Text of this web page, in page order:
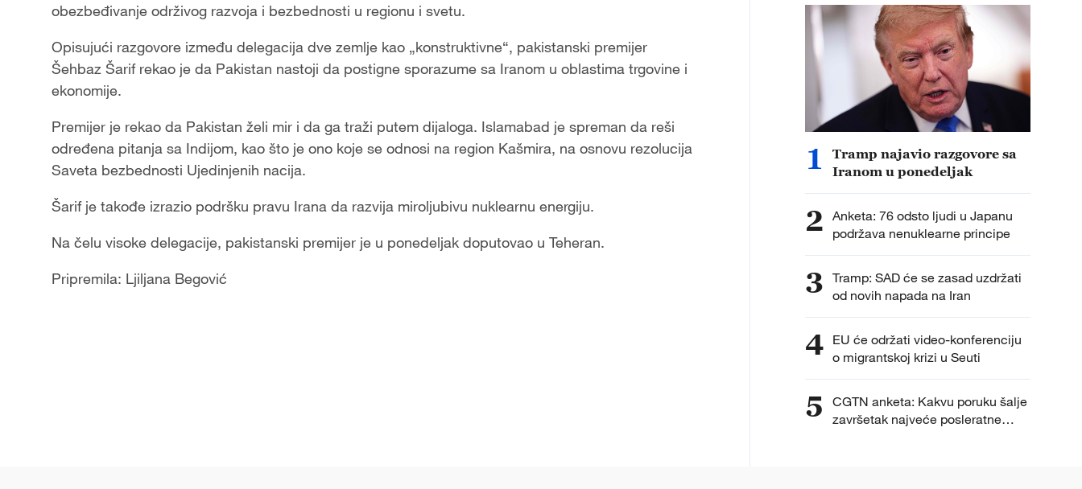
obezbeđivanje održivog razvoja i bezbednosti u regionu i svetu.
Opisujući razgovore između delegacija dve zemlje kao „konstruktivne“, pakistanski premijer
Šehbaz Šarif rekao je da Pakistan nastoji da postigne sporazume sa Iranom u oblastima trgovine i
ekonomije.
Premijer je rekao da Pakistan želi mir i da ga traži putem dijaloga. Islamabad je spreman da reši
određena pitanja sa Indijom, kao što je ono koje se odnosi na region Kašmira, na osnovu rezolucija
Saveta bezbednosti Ujedinjenih nacija.
Šarif je takođe izrazio podršku pravu Irana da razvija miroljubivu nuklearnu energiju.
Na čelu visoke delegacije, pakistanski premijer je u ponedeljak doputovao u Teheran.
Pripremila: Ljiljana Begović
1
Tramp najavio razgovore sa
Iranom u ponedeljak
2 Anketa: 76 odsto ljudi u Japanu
podržava nenuklearne principe
3 Tramp: SAD će se zasad uzdržati
od novih napada na Iran
4 EU će održati video-konferenciju
o migrantskoj krizi u Seuti
5
CGTN anketa: Kakvu poruku šalje
završetak najveće posleratne